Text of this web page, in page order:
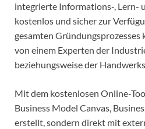
integrierte Informations-, Lern-
kostenlos und sicher zur
gesamten Gründungsprozesses
von einem Experten der
beziehungsweise der
Mit dem kostenlosen Online-
Business Model Canvas,
erstellt, sondern direkt mit